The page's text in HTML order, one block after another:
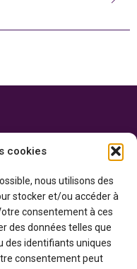
cookies
nous utilisons des
stocker et/ou accéder à
consentement à ces
des données telles que
des identifiants uniques
consentement peut
financier du gouvernement de
l’entremise du ministère du